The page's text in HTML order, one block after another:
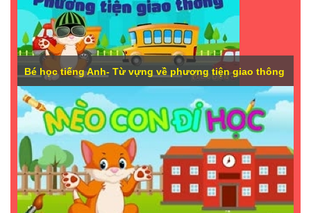
Bé học tiếng Anh- Từ vựng về phương tiện giao thông